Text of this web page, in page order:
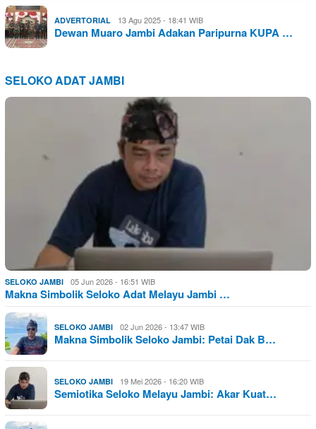
ADVERTORIAL 13 Agu 2025 - 18:41 WIB
Dewan Muaro Jambi Adakan Paripurna KUPA …
SELOKO ADAT JAMBI
SELOKO JAMBI 05 Jun 2026 - 16:51 WIB
Makna Simbolik Seloko Adat Melayu Jambi …
SELOKO JAMBI 02 Jun 2026 - 13:47 WIB
Makna Simbolik Seloko Jambi: Petai Dak B…
SELOKO JAMBI 19 Mei 2026 - 16:20 WIB
Semiotika Seloko Melayu Jambi: Akar Kuat…